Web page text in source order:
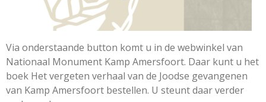
Via onderstaande button komt u in de webwinkel van
Nationaal Monument Kamp Amersfoort. Daar kunt u het
boek Het vergeten verhaal van de Joodse gevangenen
van Kamp Amersfoort bestellen. U steunt daar verder